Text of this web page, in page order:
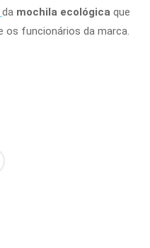
da mochila ecológica que
funcionários da marca.